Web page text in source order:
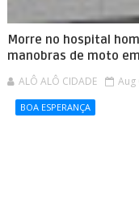
Morre no hospital
manobras de moto
ALÔ ALÔ CIDADE Aug
BOA ESPERANÇA